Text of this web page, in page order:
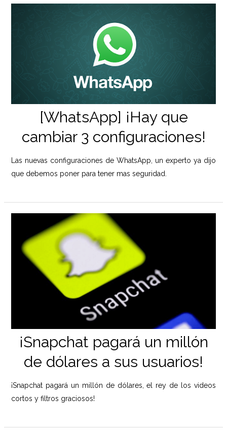
[WhatsApp] ¡Hay que
cambiar 3 configuraciones!
Las nuevas configuraciones de WhatsApp, un experto ya dijo
que debemos poner para tener mas seguridad.
¡Snapchat pagará un millón
de dólares a sus usuarios!
¡Snapchat pagará un millón de dólares, el rey de los videos
cortos y filtros graciosos!